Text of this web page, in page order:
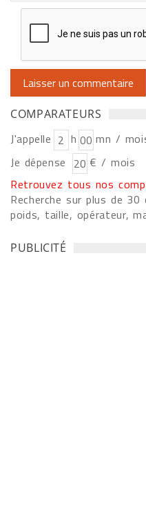
COMPARATEURS
J'appelle h
mn /
Je dépense
€ / mois
Retrouvez tous nos
Recherche sur plus de
poids, taille, opérateur,
PUBLICITÉ